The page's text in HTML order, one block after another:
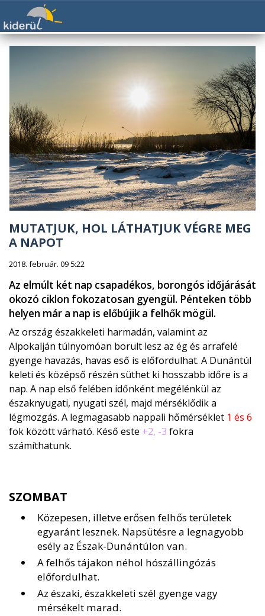
MUTATJUK, HOL LÁTHATJUK VÉGRE MEG
A NAPOT
2018. február. 09 5:22
Az elmúlt két nap csapadékos, borongós időjárását
okozó ciklon fokozatosan gyengül. Pénteken több
helyen már a nap is előbújik a felhők mögül.
Az ország északkeleti harmadán, valamint az
Alpokalján túlnyomóan borult lesz az ég és arrafelé
gyenge havazás, havas eső is előfordulhat. A Dunántúl
keleti és középső részén süthet ki hosszabb időre is a
nap. A nap első felében időnként megélénkül az
északnyugati, nyugati szél, majd mérséklődik a
légmozgás. A legmagasabb nappali hőmérséklet 1 és 6
fok között várható. Késő este +2, -3 fokra
számíthatunk.
SZOMBAT
Közepesen, illetve erősen felhős területek
egyaránt lesznek. Napsütésre a legnagyobb
esély az Észak-Dunántúlon van.
A felhős tájakon néhol hószállingózás
előfordulhat.
Az északi, északkeleti szél gyenge vagy
mérsékelt marad.